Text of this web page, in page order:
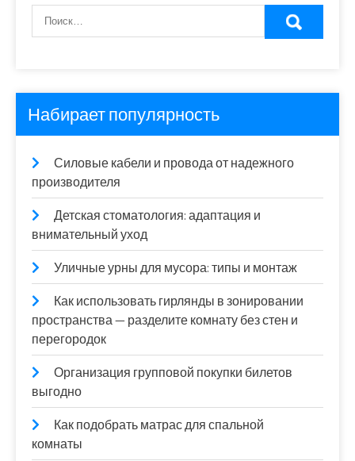
Набирает популярность
Силовые кабели и провода от надежного
производителя
Детская стоматология: адаптация и
внимательный уход
Уличные урны для мусора: типы и монтаж
Как использовать гирлянды в зонировании
пространства — разделите комнату без стен и
перегородок
Организация групповой покупки билетов
выгодно
Как подобрать матрас для спальной
комнаты